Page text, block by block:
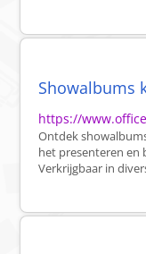
Showalbums
https://
Ontdek
het presenteren en
Verkrijgbaar in